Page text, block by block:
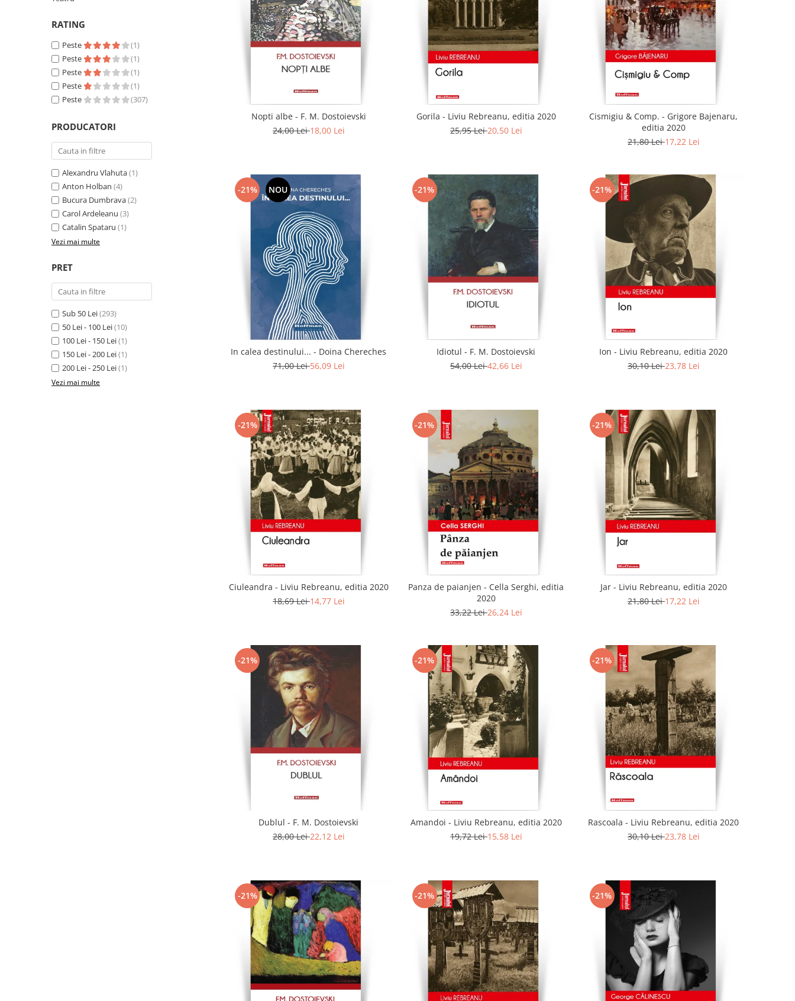
Contemporana
Publicistica / Reportaje / Interviuri
Stiinte umaniste
Sociologie si filozofie
RATING
Peste
(1)
Peste
(1)
Peste
(1)
Peste
(1)
Peste
(307)
PRODUCATORI
Alexandru Vlahuta(1)
Anton Holban (4)
Bucura Dumbrava(2)
Carol Ardeleanu (3)
Catalin Spataru (1)
Vezi mai multe
PRET
Sub 50 Lei(293)
50 Lei - 100 Lei(10)
100 Lei - 150 Lei(1)
150 Lei - 200 Lei(1)
200 Lei - 250 Lei(1)
Vezi mai multe
Nopti albe - F. M. Dostoievski
24,00 Lei18,00 Lei
Gorila - Liviu Rebreanu, editia 2020
25,95 Lei20,50 Lei
Cismigiu & Comp. - Grigore Bajenaru,
editia 2020
21,80 Lei17,22 Lei
-21% NOU
In calea destinului... - Doina Chereches
71,00 Lei56,09 Lei
-21%
Idiotul - F. M. Dostoievski
54,00 Lei42,66 Lei
-21%
Ion - Liviu Rebreanu, editia 2020
30,10 Lei23,78 Lei
-21%
Ciuleandra - Liviu Rebreanu, editia 2020
18,69 Lei14,77 Lei
-21%
Panza de paianjen - Cella Serghi, editia
2020
33,22 Lei26,24 Lei
-21%
Jar - Liviu Rebreanu, editia 2020
21,80 Lei17,22 Lei
-21%
Dublul - F. M. Dostoievski
28,00 Lei22,12 Lei
-21%
Amandoi - Liviu Rebreanu, editia 2020
19,72 Lei15,58 Lei
-21%
Rascoala - Liviu Rebreanu, editia 2020
30,10 Lei23,78 Lei
-21% -21% -21%